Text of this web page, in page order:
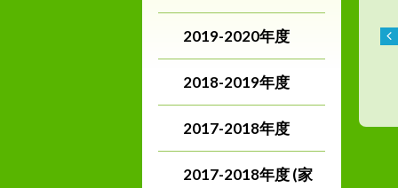
2019-2020年度
2018-2019年度
2017-2018年度
2017-2018年度 (家